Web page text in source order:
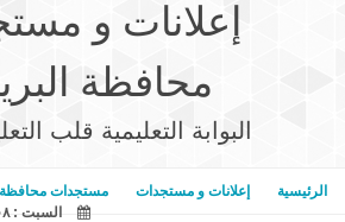
إعلانات و
محافظة
البوابة التعليمية قلب
الرئيسية إعلانات و مستجدات
مستجدات محافظة
السبت : ٠٨ - أغسطس - ٢٠٢٦